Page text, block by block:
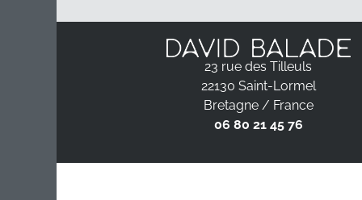
23 rue des Tilleuls
22130 Saint-Lormel
Bretagne / France
06 80 21 45 76